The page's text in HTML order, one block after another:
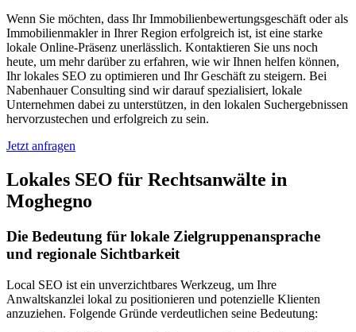
Wenn Sie möchten, dass Ihr Immobilienbewertungsgeschäft oder als
Immobilienmakler in Ihrer Region erfolgreich ist, ist eine starke
lokale Online-Präsenz unerlässlich. Kontaktieren Sie uns noch
heute, um mehr darüber zu erfahren, wie wir Ihnen helfen können,
Ihr lokales SEO zu optimieren und Ihr Geschäft zu steigern. Bei
Nabenhauer Consulting sind wir darauf spezialisiert, lokale
Unternehmen dabei zu unterstützen, in den lokalen Suchergebnissen
hervorzustechen und erfolgreich zu sein.
Jetzt anfragen
Lokales SEO für Rechtsanwälte in
Moghegno
Die Bedeutung für lokale Zielgruppenansprache
und regionale Sichtbarkeit
Local SEO ist ein unverzichtbares Werkzeug, um Ihre
Anwaltskanzlei lokal zu positionieren und potenzielle Klienten
anzuziehen. Folgende Gründe verdeutlichen seine Bedeutung: